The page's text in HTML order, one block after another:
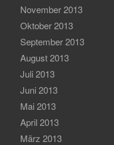
November 2013
Oktober 2013
September 2013
August 2013
Juli 2013
Juni 2013
Mai 2013
April 2013
März 2013